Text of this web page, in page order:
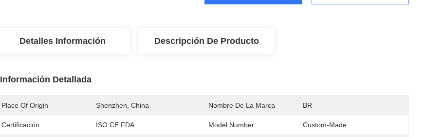
Detalles Información Descripción De Producto
Información Detallada
Place Of Origin Shenzhen, China Nombre De La Marca BR
Certificación ISO CE FDA Model Number Custom-Made